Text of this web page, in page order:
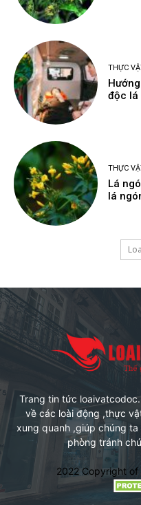
THỰC
độc lá
THỰC
Lá
lá
Trang tin tức
về các loài động ,thực
xung quanh ,giúp chúng
phòng tránh
2022 Copyright of